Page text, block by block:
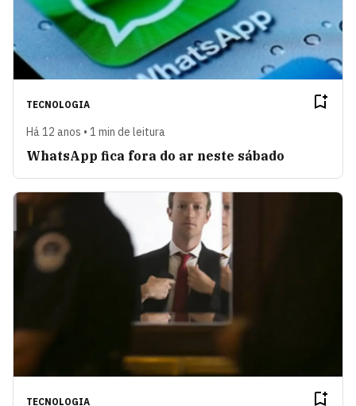
TECNOLOGIA
Há 12 anos • 1 min de leitura
WhatsApp fica fora do ar neste sábado
TECNOLOGIA